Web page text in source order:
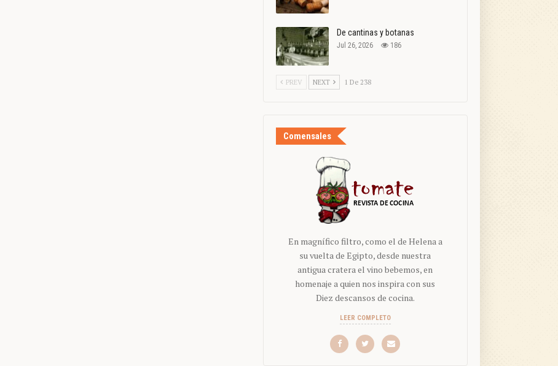
De cantinas y botanas
Jul 26, 2026 186
PREV NEXT 1 De 238
Comensales
En magnífico filtro, como el de Helena a
su vuelta de Egipto, desde nuestra
antigua cratera el vino bebemos, en
homenaje a quien nos inspira con sus
Diez descansos de cocina.
LEER COMPLETO